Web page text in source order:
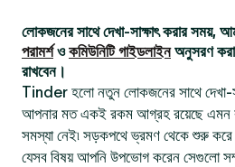
লোকজনের সাথে দেখা-সাক্ষাৎ করার সময়,
পরামর্শওকমিউনিটি গাইডলাইনঅনুসরণ
রাখবেন।
Tinder হলো নতুন লোকজনের সাথে দেখা-
আপনার মত একই রকম আগ্রহ রয়েছে এমন
সমস্যা নেই৷ সড়কপথে ভ্রমণ থেকে শুরু করে
যেসব বিষয় আপনি উপভোগ করেন সেগুলো